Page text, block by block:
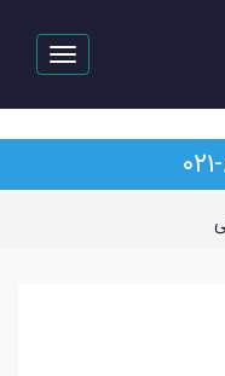
Toggle